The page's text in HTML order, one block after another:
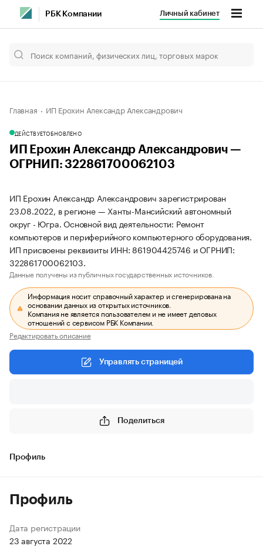
РБК Компании Личный кабинет
Главная ИП Ерохин Александр Александрович
ДЕЙСТВУЕТОБНОВЛЕНО
ИП Ерохин Александр Александрович —
ОГРНИП: 322861700062103
ИП Ерохин Александр Александрович зарегистрирован
23.08.2022, в регионе — Ханты-Мансийский автономный
округ - Югра. Основной вид деятельности: Ремонт
компьютеров и периферийного компьютерного оборудования.
ИП присвоены реквизиты ИНН: 861904425746 и ОГРНИП:
322861700062103.
Данные получены из публичных государственных источников.
Информация носит справочный характер и сгенерирована на
основании данных из открытых источников.
Компания не является пользователем и не имеет деловых
отношений с сервисом РБК Компании.
Редактировать описание
Управлять страницей
Поделиться
Профиль
Профиль
Дата регистрации
23 августа 2022